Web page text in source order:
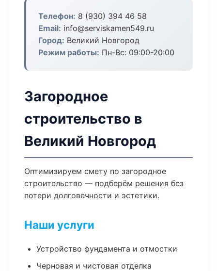
Телефон: 8 (930) 394 46 58
Email: info@serviskamen549.ru
Город: Великий Новгород
Режим работы: Пн-Вс: 09:00-20:00
Загородное
строительство в
Великий Новгород
Оптимизируем смету по загородное
строительство — подберём решения без
потери долговечности и эстетики.
Наши услуги
Устройство фундамента и отмостки
Черновая и чистовая отделка